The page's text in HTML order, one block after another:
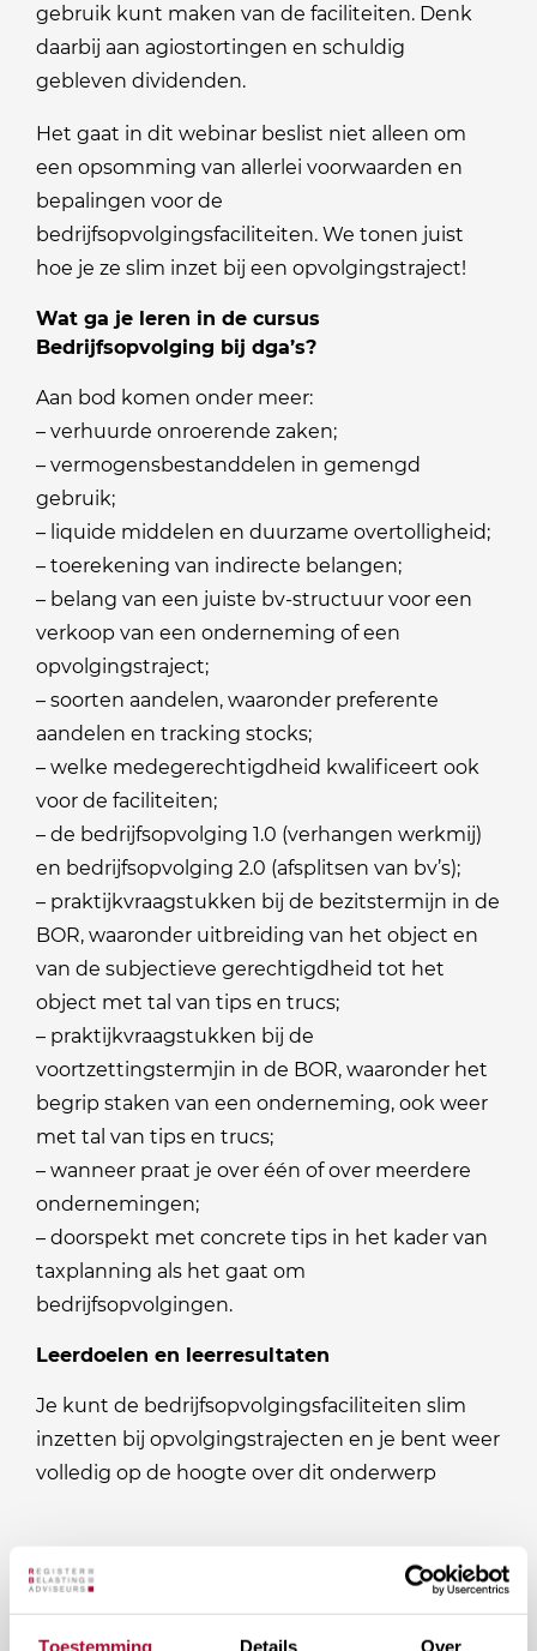
Toestemming Details Over
gebruik kunt maken van de faciliteiten. Denk
daarbij aan agiostortingen en schuldig
gebleven dividenden.
Het gaat in dit webinar beslist niet alleen om
een opsomming van allerlei voorwaarden en
bepalingen voor de
bedrijfsopvolgingsfaciliteiten. We tonen juist
hoe je ze slim inzet bij een opvolgingstraject!
Wat ga je leren in de cursus
Bedrijfsopvolging bij dga’s?
Aan bod komen onder meer:
– verhuurde onroerende zaken;
– vermogensbestanddelen in gemengd
gebruik;
– liquide middelen en duurzame overtolligheid;
– toerekening van indirecte belangen;
– belang van een juiste bv-structuur voor een
verkoop van een onderneming of een
opvolgingstraject;
– soorten aandelen, waaronder preferente
aandelen en tracking stocks;
– welke medegerechtigdheid kwalificeert ook
voor de faciliteiten;
– de bedrijfsopvolging 1.0 (verhangen werkmij)
en bedrijfsopvolging 2.0 (afsplitsen van bv’s);
– praktijkvraagstukken bij de bezitstermijn in de
BOR, waaronder uitbreiding van het object en
van de subjectieve gerechtigdheid tot het
object met tal van tips en trucs;
– praktijkvraagstukken bij de
voortzettingstermjin in de BOR, waaronder het
begrip staken van een onderneming, ook weer
met tal van tips en trucs;
– wanneer praat je over één of over meerdere
ondernemingen;
– doorspekt met concrete tips in het kader van
taxplanning als het gaat om
bedrijfsopvolgingen.
Leerdoelen en leerresultaten
Je kunt de bedrijfsopvolgingsfaciliteiten slim
inzetten bij opvolgingstrajecten en je bent weer
volledig op de hoogte over dit onderwerp
Evenement informatie